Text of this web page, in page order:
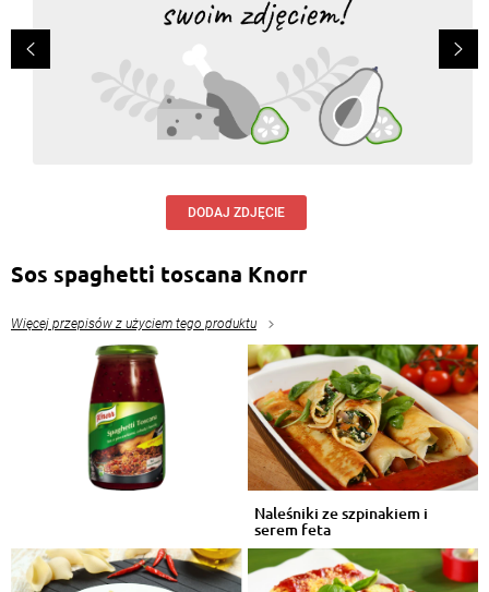
DODAJ ZDJĘCIE
Sos spaghetti toscana Knorr
Więcej przepisów z użyciem tego produktu
Naleśniki ze szpinakiem i
serem feta